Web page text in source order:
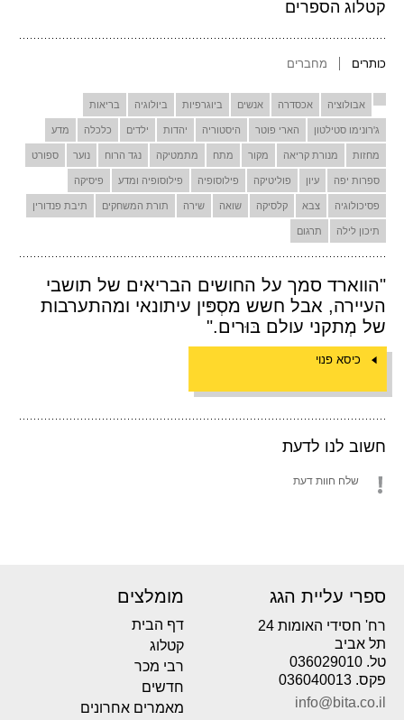
קטלוג הספרים
כותרים מחברים
אבולוציה אכסדרה אנשים ביוגרפיות ביולוגיה בריאות
ג'רונימו סטילטון הארי פוטר היסטוריה יהדות ילדים כלכלה מדע
מחזות מנורת קריאה מקור מתח מתמטיקה נגד הרוח נוער ספורט
ספרות יפה עיון פוליטיקה פילוסופיה פילוסופיה ומדע פיסיקה
פסיכולוגיה צבא קלסיקה שואה שירה תורת המשחקים תיבת פנדורין
תיכון לילה תרגום
"הווארד סמך על החושים הבריאים של תושבי
העיירה, אבל חשש מסְפּין עיתונאי ומהתערבות
של מְתקני עולם בּוּרים."
כיסא פנוי
חשוב לנו לדעת
שלח חוות דעת
ספרי עליית הגג
רח' חסידי האומות 24
תל אביב
טל. 036029010
פקס. 036040013
info@bita.co.il
מומלצים
דף הבית
קטלוג
רבי מכר
חדשים
מאמרים אחרונים